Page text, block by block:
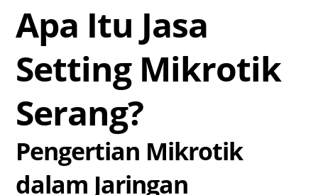
Apa Itu Jasa
Setting Mikrotik
Serang?
Pengertian Mikrotik
dalam Jaringan